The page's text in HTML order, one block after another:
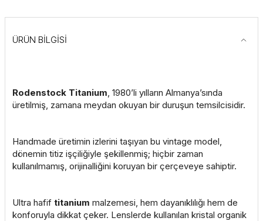
ÜRÜN BİLGİSİ
Rodenstock Titanium, 1980’li yılların Almanya’sında
üretilmiş, zamana meydan okuyan bir duruşun temsilcisidir.
Handmade üretimin izlerini taşıyan bu vintage model,
dönemin titiz işçiliğiyle şekillenmiş; hiçbir zaman
kullanılmamış, orijinalliğini koruyan bir çerçeveye sahiptir.
Ultra hafif titanium malzemesi, hem dayanıklılığı hem de
konforuyla dikkat çeker. Lenslerde kullanılan kristal organik